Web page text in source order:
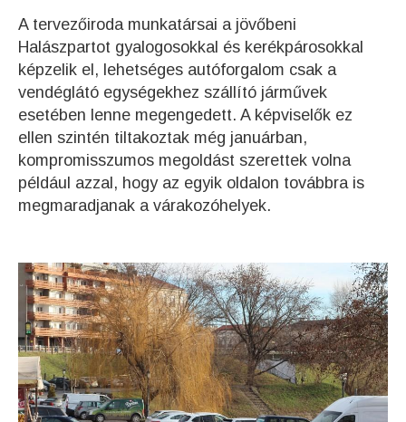
A tervezőiroda munkatársai a jövőbeni
Halászpartot gyalogosokkal és kerékpárosokkal
képzelik el, lehetséges autóforgalom csak a
vendéglátó egységekhez szállító járművek
esetében lenne megengedett. A képviselők ez
ellen szintén tiltakoztak még januárban,
kompromisszumos megoldást szerettek volna
például azzal, hogy az egyik oldalon továbbra is
megmaradjanak a várakozóhelyek.